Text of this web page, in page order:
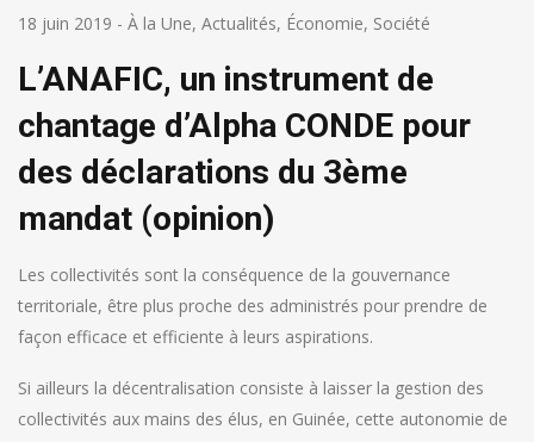
18 juin 2019 - À la Une, Actualités, Économie, Société
L’ANAFIC, un instrument de
chantage d’Alpha CONDE pour
des déclarations du 3ème
mandat (opinion)
Les collectivités sont la conséquence de la gouvernance
territoriale, être plus proche des administrés pour prendre de
façon efficace et efficiente à leurs aspirations.
Si ailleurs la décentralisation consiste à laisser la gestion des
collectivités aux mains des élus, en Guinée, cette autonomie de